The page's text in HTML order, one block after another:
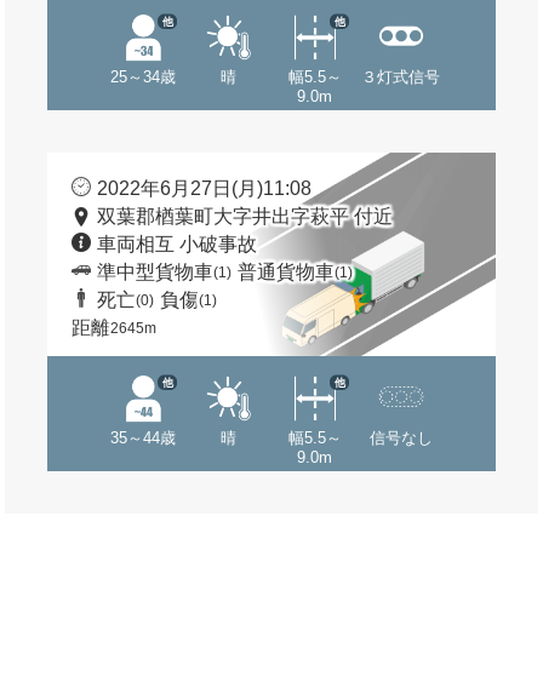
25～34歳
他
晴
幅5.5～
9.0m
他
３灯式信号
2022年6月27日(月)11:08
双葉郡楢葉町大字井出字萩平 付近
車両相互 小破事故
準中型貨物車(1) 普通貨物車(1)
死亡(0) 負傷(1)
距離2645m
35～44歳
他
晴
幅5.5～
9.0m
他
信号なし